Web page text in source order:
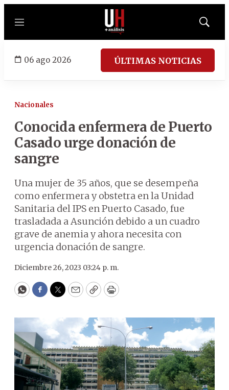
Menú
Mostrar
06 ago 2026 ÚLTIMAS NOTICIAS
Nacionales
Conocida enfermera de Puerto
Casado urge donación de
sangre
Una mujer de 35 años, que se desempeña
como enfermera y obstetra en la Unidad
Sanitaria del IPS en Puerto Casado, fue
trasladada a Asunción debido a un cuadro
grave de anemia y ahora necesita con
urgencia donación de sangre.
Diciembre 26, 2023 03:24 p. m.
WhatsApp
Facebook
Twitter
EmailCopyPrint